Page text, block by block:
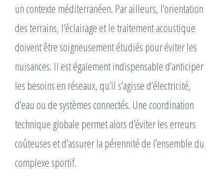
un contexte méditerranéen. Par ailleurs, l’orientation
des terrains, l’éclairage et le traitement acoustique
doivent être soigneusement étudiés pour éviter les
nuisances. Il est également indispensable d’anticiper
les besoins en réseaux, qu’il s’agisse d’électricité,
d’eau ou de systèmes connectés. Une coordination
technique globale permet alors d’éviter les erreurs
coûteuses et d’assurer la pérennité de l’ensemble du
complexe sportif.